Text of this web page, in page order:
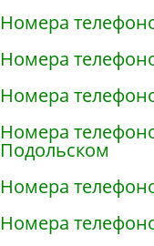
Номера
Номера
Номера
Номера
Подольском
Номера
Номера